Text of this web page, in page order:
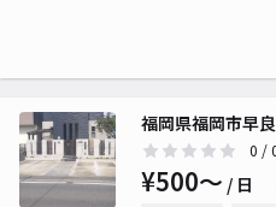
福岡県福岡市早
0 /
¥500〜 / 日